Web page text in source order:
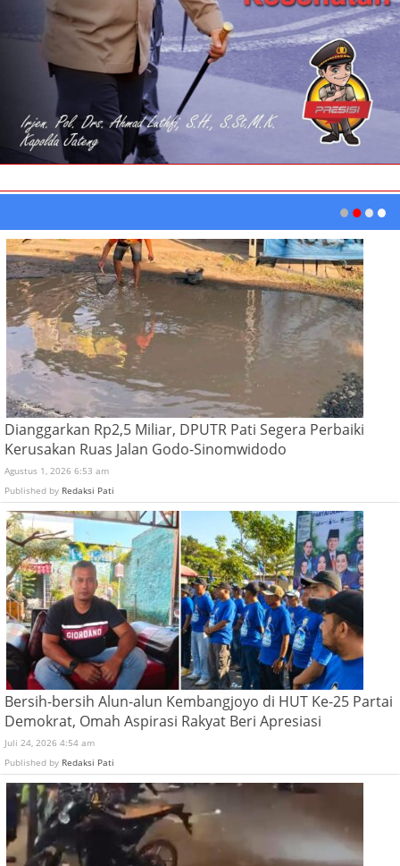
Dianggarkan Rp2,5 Miliar, DPUTR Pati Segera Perbaiki
Kerusakan Ruas Jalan Godo-Sinomwidodo
Agustus 1, 2026 6:53 am
Published by Redaksi Pati
Bersih-bersih Alun-alun Kembangjoyo di HUT Ke-25 Partai
Demokrat, Omah Aspirasi Rakyat Beri Apresiasi
Juli 24, 2026 4:54 am
Published by Redaksi Pati